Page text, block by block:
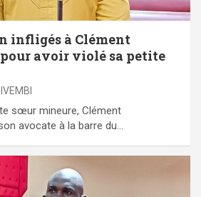
infligés à Clément
avoir violé sa petite
sœur mineure, Clément
avocate à la barre du…